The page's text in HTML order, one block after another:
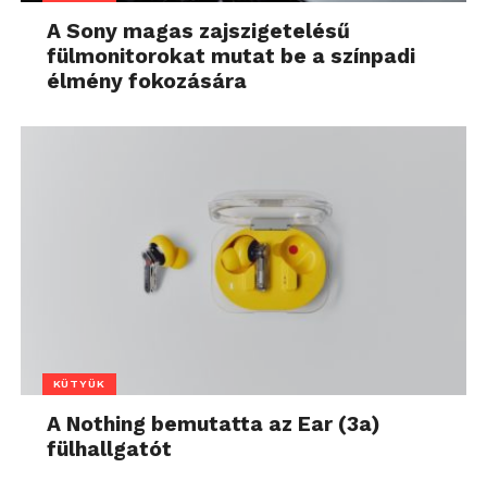
A Sony magas zajszigetelésű
fülmonitorokat mutat be a színpadi
élmény fokozására
KÜTYÜK
A Nothing bemutatta az Ear (3a)
fülhallgatót